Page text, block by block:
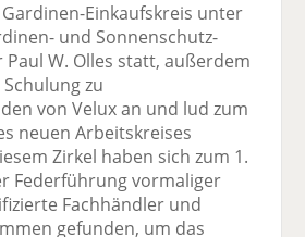
Einkaufskreis unter
und Sonnenschutz-
W. Olles statt, außerdem
zu
von Velux an und lud zum
neuen Arbeitskreises
Zirkel haben sich zum 1.
Federführung vormaliger
Fachhändler und
gefunden, um das